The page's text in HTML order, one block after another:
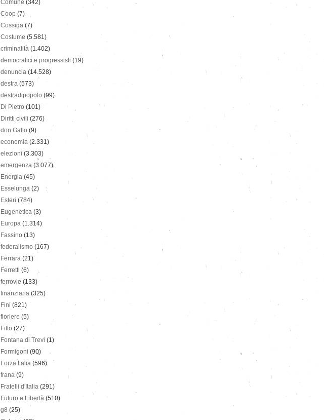
Comune (342)
Coop (7)
Cossiga (7)
Costume (5.581)
criminalità (1.402)
democratici e progressisti (19)
denuncia (14.528)
destra (573)
destradipopolo (99)
Di Pietro (101)
Diritti civili (276)
don Gallo (9)
economia (2.331)
elezioni (3.303)
emergenza (3.077)
Energia (45)
Esselunga (2)
Esteri (784)
Eugenetica (3)
Europa (1.314)
Fassino (13)
federalismo (167)
Ferrara (21)
Ferretti (6)
ferrovie (133)
finanziaria (325)
Fini (821)
fioriere (5)
Fitto (27)
Fontana di Trevi (1)
Formigoni (90)
Forza Italia (596)
frana (9)
Fratelli d'Italia (291)
Futuro e Libertà (510)
g8 (25)